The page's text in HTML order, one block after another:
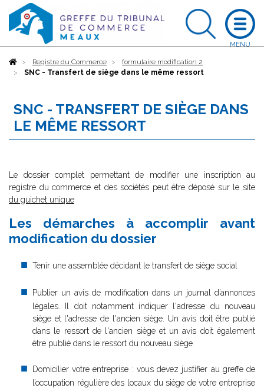
AccueilRegistre du Commerce
formulaire modification 2
SNC - Transfert de siège dans le même ressort
SNC - TRANSFERT DE SIÈGE DANS
LE MÊME RESSORT
Le dossier complet permettant de modifier une inscription au
registre du commerce et des sociétés peut être déposé sur le site
du guichet unique
Les démarches à accomplir avant
modification du dossier
Tenir une assemblée décidant le transfert de siège social
Publier un avis de modification dans un journal d’annonces
légales. Il doit notamment indiquer l'adresse du nouveau
siège et l'adresse de l'ancien siège. Un avis doit être publié
dans le ressort de l'ancien siège et un avis doit également
être publié dans le ressort du nouveau siège
Domicilier votre entreprise : vous devez justifier au greffe de
l’occupation régulière des locaux du siège de votre entreprise